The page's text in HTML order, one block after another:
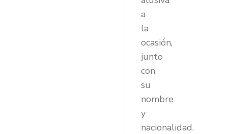
a
la
ocasión,
junto
con
su
nombre
y
nacionalidad.